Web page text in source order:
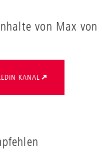
von Max von
KANAL